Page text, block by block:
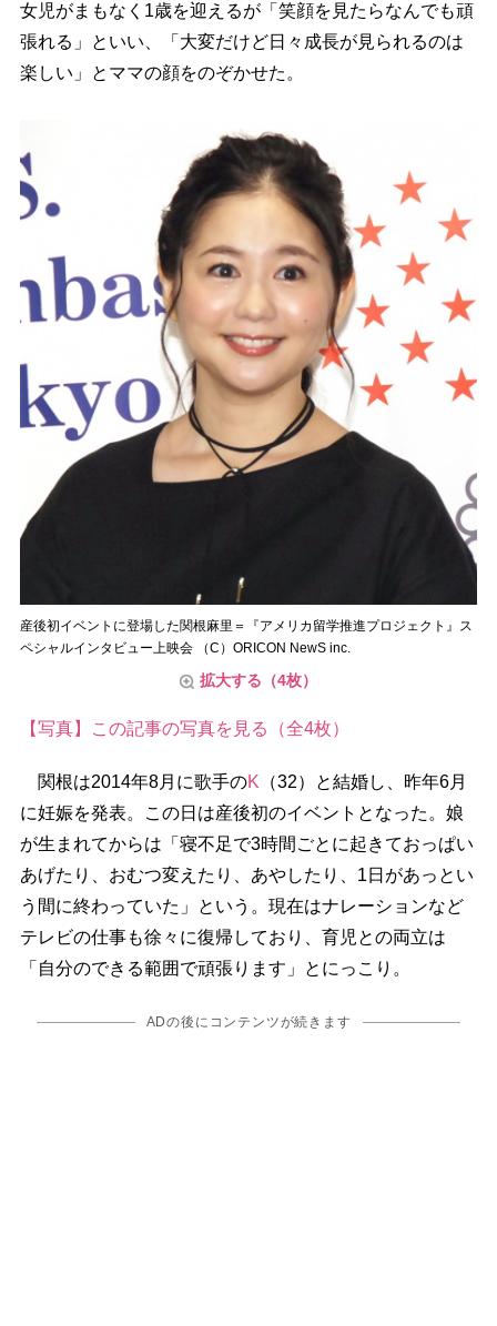
女児がまもなく1歳を迎えるが「笑顔を見たらなんでも頑
張れる」といい、「大変だけど日々成長が見られるのは
楽しい」とママの顔をのぞかせた。
産後初イベントに登場した関根麻里＝『アメリカ留学推進プロジェクト』ス
ペシャルインタビュー上映会 （C）ORICON NewS inc.
拡大する（4枚）
【写真】この記事の写真を見る（全4枚）
関根は2014年8月に歌手のK （32）と結婚し、昨年6月
に妊娠を発表。この日は産後初のイベントとなった。娘
が生まれてからは「寝不足で3時間ごとに起きておっぱい
あげたり、おむつ変えたり、あやしたり、1日があっとい
う間に終わっていた」という。現在はナレーションなど
テレビの仕事も徐々に復帰しており、育児との両立は
「自分のできる範囲で頑張ります」とにっこり。
ADの後にコンテンツが続きます